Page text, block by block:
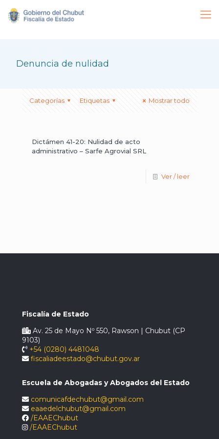
Denuncia de nulidad
Categorías Etiquetas Mostrar todo
Dictámen 41-20: Nulidad de acto
administrativo – Sarfe Agrovial SRL
Ver / leer
Fiscalía de Estado
Av. 25 de Mayo Nº 550, Rawson | Chubut (CP
9103)
+54 (0280) 4481048
fiscaliadeestado@chubut.gov.ar
Escuela de Abogadas y Abogados del Estado
comunicafdechubut@gmail.com
eaaedelchubut@gmail.com
/EAAEChubut
/EAAEChubut